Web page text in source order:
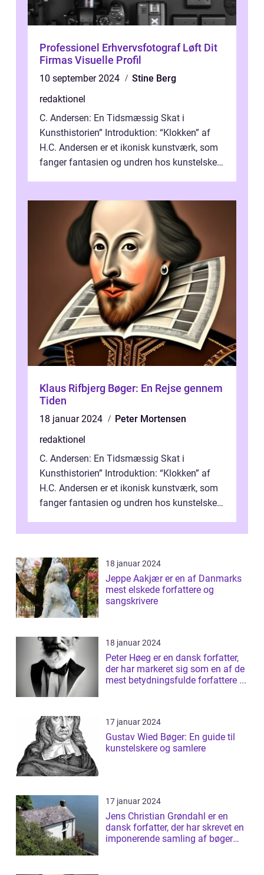
Professionel Erhvervsfotograf Løft Dit
Firmas Visuelle Profil
10 september 2024
Stine Berg
redaktionel
C. Andersen: En Tidsmæssig Skat i
Kunsthistorien” Introduktion: “Klokken” af
H.C. Andersen er et ikonisk kunstværk, som
fanger fantasien og undren hos kunstelskere
Klaus Rifbjerg Bøger: En Rejse gennem
Tiden
18 januar 2024
Peter Mortensen
redaktionel
C. Andersen: En Tidsmæssig Skat i
Kunsthistorien” Introduktion: “Klokken” af
H.C. Andersen er et ikonisk kunstværk, som
fanger fantasien og undren hos kunstelskere
18 januar 2024
Jeppe Aakjær er en af Danmarks
mest elskede forfattere og
sangskrivere
18 januar 2024
Peter Høeg er en dansk forfatter,
der har markeret sig som en af de
mest betydningsfulde forfattere ...
17 januar 2024
Gustav Wied Bøger: En guide til
kunstelskere og samlere
17 januar 2024
Jens Christian Grøndahl er en
dansk forfatter, der har skrevet en
imponerende samling af bøger